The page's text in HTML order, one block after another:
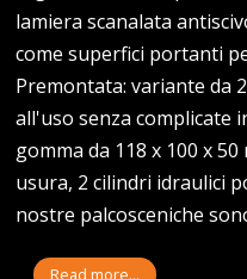
lamiera scanalata
come superfici portanti
Premontata: variante da
all'uso senza complicate
gomma da 118 x 100 x
usura, 2 cilindri idraulici
nostre palcosceniche